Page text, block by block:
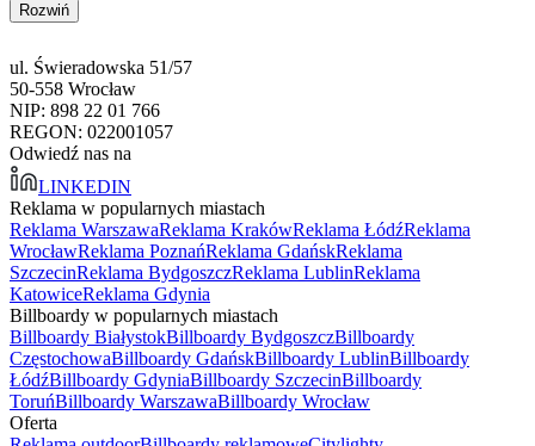
Rozwiń
ul. Świeradowska 51/57
50-558 Wrocław
NIP: 898 22 01 766
REGON: 022001057
Odwiedź nas na
LINKEDIN
Reklama w popularnych miastach
Reklama WarszawaReklama KrakówReklama ŁódźReklama
WrocławReklama PoznańReklama GdańskReklama
SzczecinReklama BydgoszczReklama LublinReklama
KatowiceReklama Gdynia
Billboardy w popularnych miastach
Billboardy BiałystokBillboardy BydgoszczBillboardy
CzęstochowaBillboardy GdańskBillboardy LublinBillboardy
ŁódźBillboardy GdyniaBillboardy SzczecinBillboardy
ToruńBillboardy WarszawaBillboardy Wrocław
Oferta